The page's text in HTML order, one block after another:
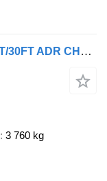
Van Hool 3-ASSIGE OPLEGGER 20FT/30FT ADR CHASSIS / galvanized / BPW DRUM
3 760 kg